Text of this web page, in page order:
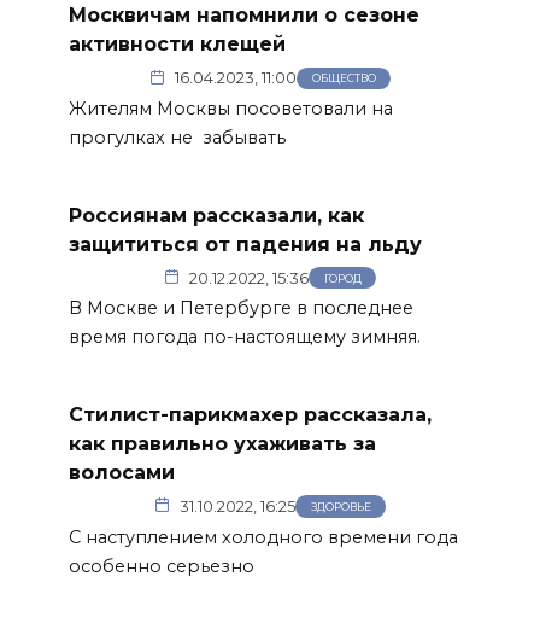
Москвичам напомнили о сезоне
активности клещей
16.04.2023, 11:00 ОБЩЕСТВО
Жителям Москвы посоветовали на
прогулках не забывать
Россиянам рассказали, как
защититься от падения на льду
20.12.2022, 15:36 ГОРОД
В Москве и Петербурге в последнее
время погода по-настоящему зимняя.
Стилист-парикмахер рассказала,
как правильно ухаживать за
волосами
31.10.2022, 16:25 ЗДОРОВЬЕ
С наступлением холодного времени года
особенно серьезно